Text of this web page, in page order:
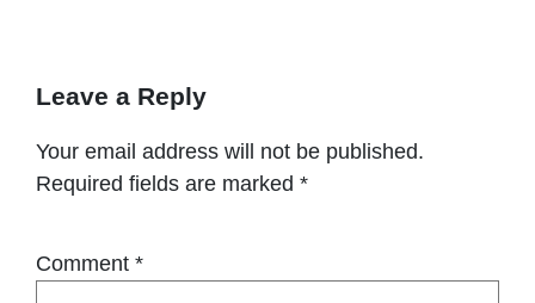
Leave a Reply
Your email address will not be published.
Required fields are marked *
Comment *